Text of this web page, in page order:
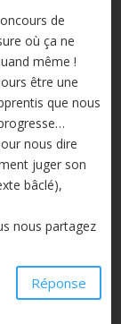
de
où ça ne
même !
être une
que nous
nous dire
juger son
bâclé),
nous partagez
Réponse